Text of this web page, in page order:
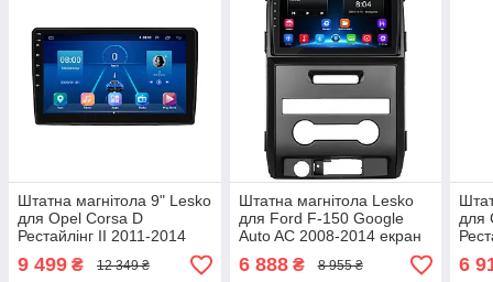
Штатна магнітола 9" Lesko
для Opel Corsa D
Рестайлінг II 2011-2014
2/32Gb/ 4G/ Wi-Fi Premium
Опель 4 шт.
9 499 ₴ 12 349 ₴
Штатна магнітола Lesko
для Ford F-150 Google
Auto AC 2008-2014 екран
9" 2/32Gb Wi-Fi GPS Base
1 шт.
6 888₴ 8 955 ₴
для
6